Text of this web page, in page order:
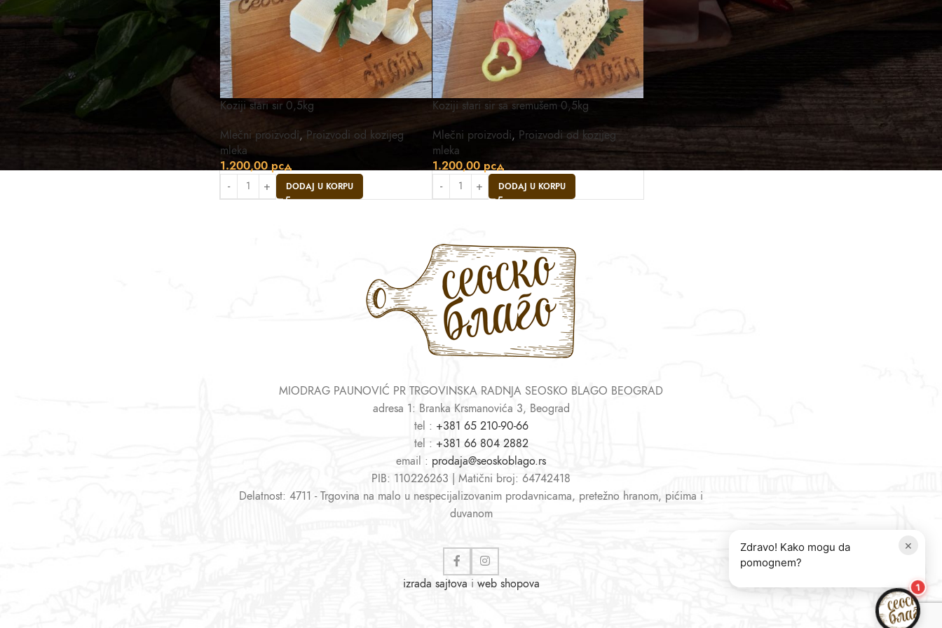
Koziji stari sir 0,5kg
Mlečni proizvodi, Proizvodi od kozijeg
mleka
1.200,00рсд
DODAJ U KORPU
Koziji stari sir sa sremušem 0,5kg
Mlečni proizvodi, Proizvodi od kozijeg
mleka
1.200,00рсд
DODAJ U KORPU
MIODRAG PAUNOVIĆ PR TRGOVINSKA RADNJA SEOSKO BLAGO BEOGRAD
adresa 1: Branka Krsmanovića 3, Beograd
tel : +381 65 210-90-66
tel : +381 66 804 2882
email : prodaja@seoskoblago.rs
PIB: 110226263 | Matični broj: 64742418
Delatnost: 4711 - Trgovina na malo u nespecijalizovanim prodavnicama, pretežno hranom, pićima i
duvanom
izrada sajtova i web shopova
×
Zdravo! Kako mogu da
pomognem?
1